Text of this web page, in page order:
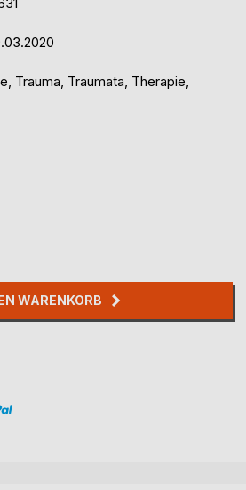
Trauma, Traumata, Therapie,
WARENKORB